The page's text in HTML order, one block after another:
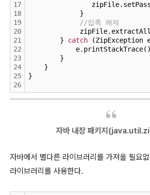
17
18
19
20
21
22
23
24
25
26
}
//압축 해제
} catch (ZipException
}
}
}
자바 내장 패키지
자바에서 별다른 라이브러리를 가져올 필요
라이브러리를 사용한다.